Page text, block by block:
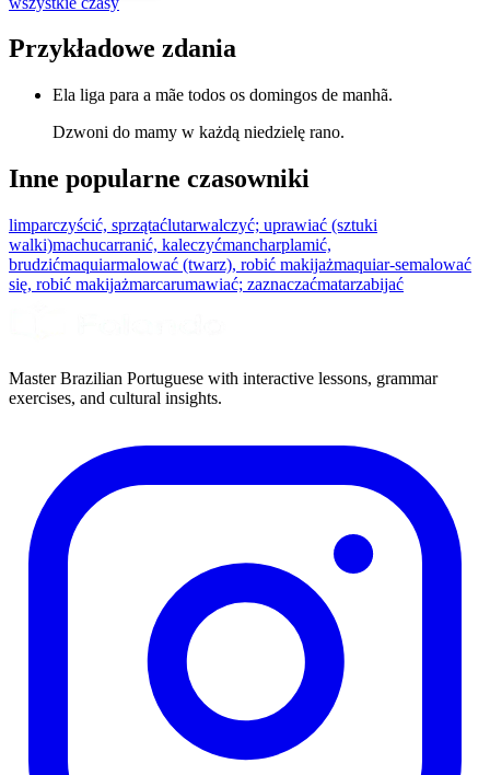
Przykładowe zdania
Ela liga para a mãe todos os domingos de manhã.
Dzwoni do mamy w każdą niedzielę rano.
Inne popularne czasowniki
limparczyścić, sprzątaćlutarwalczyć; uprawiać (sztuki
walki)machucarranić, kaleczyćmancharplamić,
brudzićmaquiarmalować (twarz), robić makijażmaquiar-semalować
się, robić makijażmarcarumawiać; zaznaczaćmatarzabijać
Master Brazilian Portuguese with interactive lessons, grammar
exercises, and cultural insights.